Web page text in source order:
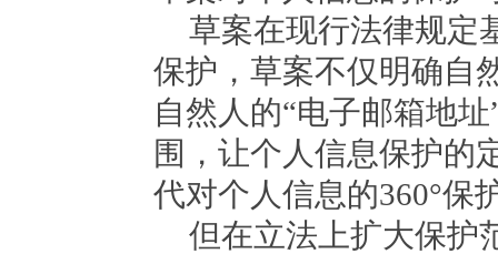
草案在现行法律规定
保护，草案不仅明确自
自然人的“电子邮箱地
围，让个人信息保护的
代对个人信息的360°保
但在立法上扩大保护